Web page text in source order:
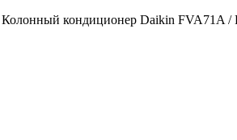
Колонный кондиционер Daikin FVA71A /